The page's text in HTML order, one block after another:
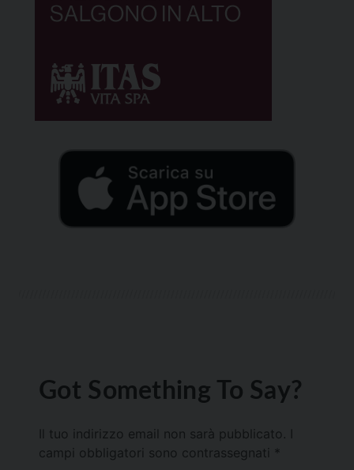
Got Something To Say?
Il tuo indirizzo email non sarà pubblicato.
campi obbligatori sono contrassegnati *